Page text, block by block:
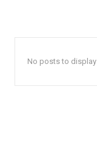
No posts to display